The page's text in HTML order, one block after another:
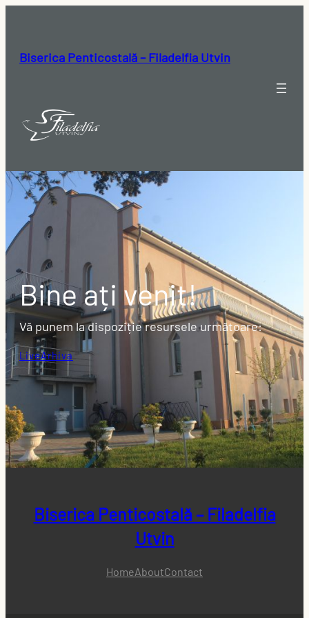
Biserica Penticostală – Filadelfia Utvin
Bine ați venit!
Vă punem la dispoziție resursele următoare:
LiveArhiva
Biserica Penticostală – Filadelfia
Utvin
HomeAboutContact